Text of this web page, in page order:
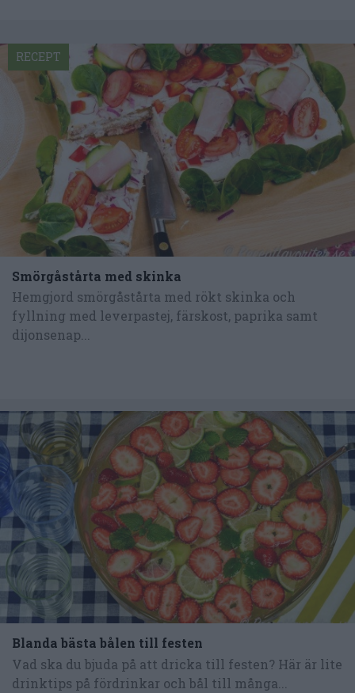
Smörgåstårta med skinka
Hemgjord smörgåstårta med rökt skinka och
fyllning med leverpastej, färskost, paprika samt
dijonsenap...
RECEPT
Blanda bästa bålen till festen
Vad ska du bjuda på att dricka till festen? Här är lite
drinktips på fördrinkar och bål till många...